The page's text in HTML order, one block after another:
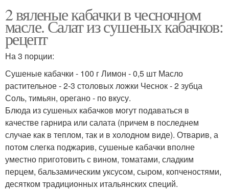
2 вяленые кабачки в чесночном
масле. Салат из сушеных кабачков:
рецепт
На 3 порции:
Сушеные кабачки - 100 г Лимон - 0,5 шт Масло
растительное - 2-3 столовых ложки Чеснок - 2 зубца
Соль, тимьян, орегано - по вкусу.
Блюда из сушеных кабачков могут подаваться в
качестве гарнира или салата (причем в последнем
случае как в теплом, так и в холодном виде). Отварив, а
потом слегка поджарив, сушеные кабачки вполне
уместно приготовить с вином, томатами, сладким
перцем, бальзамическим уксусом, сыром, копченостями,
десятком традиционных итальянских специй.